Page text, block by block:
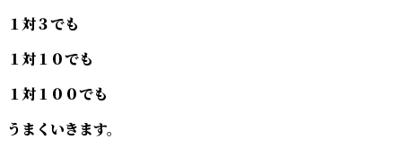
１対３でも
１対１０でも
１対１００でも
うまくいきます。